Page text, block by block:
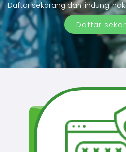
Daftar sekarang dan lindungi
Daftar